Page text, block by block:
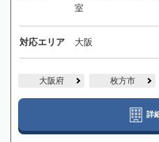
室
対応エリア 大阪
大阪府 枚方市
詳